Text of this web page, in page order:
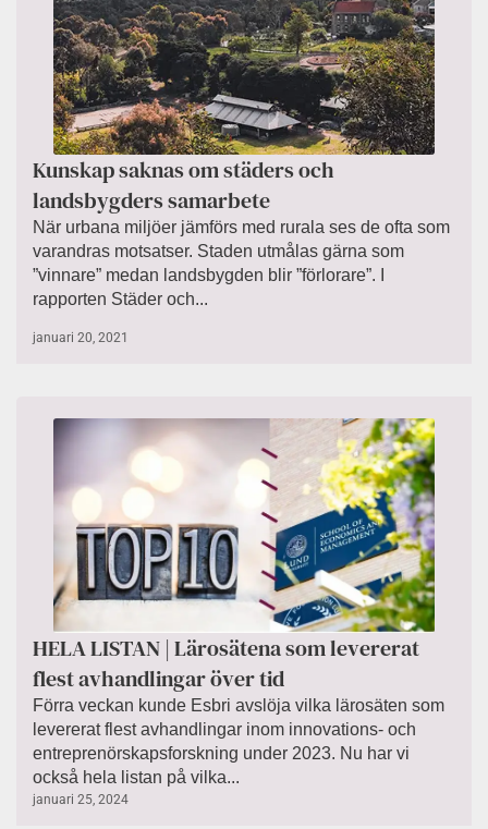
Kunskap saknas om städers och
landsbygders samarbete
När urbana miljöer jämförs med rurala ses de ofta som
varandras motsatser. Staden utmålas gärna som
”vinnare” medan landsbygden blir ”förlorare”. I
rapporten Städer och...
januari 20, 2021
HELA LISTAN | Lärosätena som levererat
flest avhandlingar över tid
Förra veckan kunde Esbri avslöja vilka lärosäten som
levererat flest avhandlingar inom innovations- och
entreprenörskapsforskning under 2023. Nu har vi
också hela listan på vilka...
januari 25, 2024